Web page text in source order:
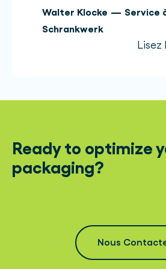
Walter Klocke — Service
Schrankwerk
Ready to optimize
packaging?
Nous